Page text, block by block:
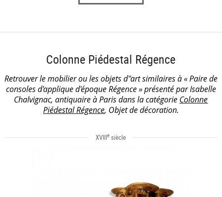
Colonne Piédestal Régence
Retrouver le mobilier ou les objets d''art similaires à « Paire de
consoles d'applique d'époque Régence » présenté par Isabelle
Chalvignac, antiquaire à Paris dans la catégorie Colonne
Piédestal Régence, Objet de décoration.
XVIIIe siècle